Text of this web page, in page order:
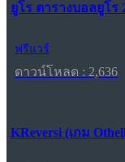
ยูโร ตารางบอลยูโร
ฟรีแวร์
ดาวน์โหลด : 2,636
KReversi (เกม